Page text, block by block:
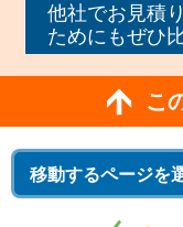
他社でお見積
ためにもぜひ
こ